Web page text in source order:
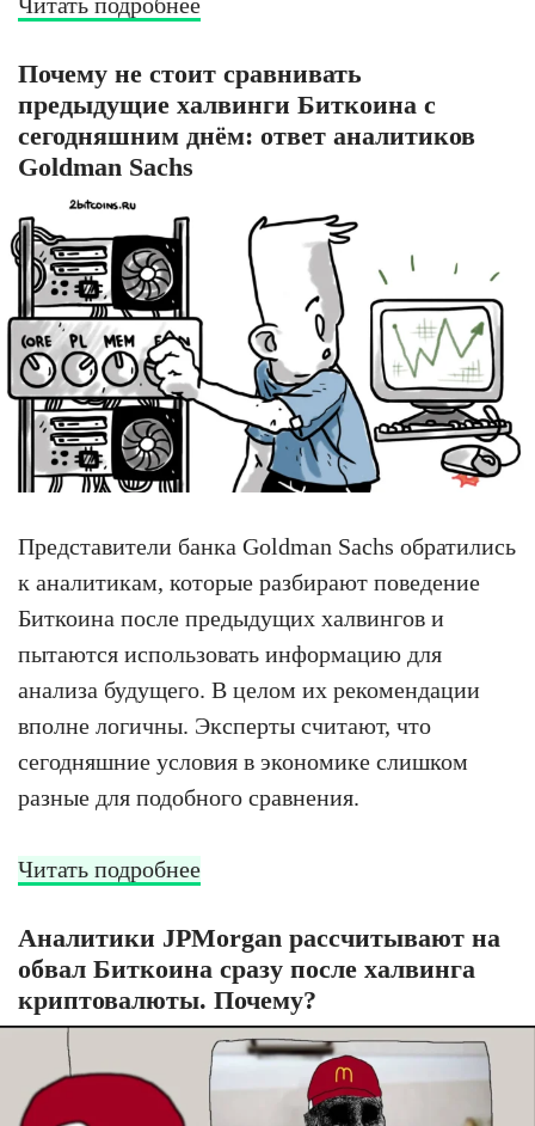
Почему не стоит сравнивать
предыдущие халвинги Биткоина с
сегодняшним днём: ответ аналитиков
Goldman Sachs
Представители банка Goldman Sachs обратились
к аналитикам, которые разбирают поведение
Биткоина после предыдущих халвингов и
пытаются использовать информацию для
анализа будущего. В целом их рекомендации
вполне логичны. Эксперты считают, что
сегодняшние условия в экономике слишком
разные для подобного сравнения.
Читать подробнее
Аналитики JPMorgan рассчитывают на
обвал Биткоина сразу после халвинга
криптовалюты. Почему?